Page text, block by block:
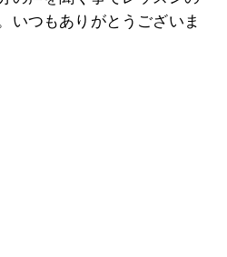
いつもありがとうございま